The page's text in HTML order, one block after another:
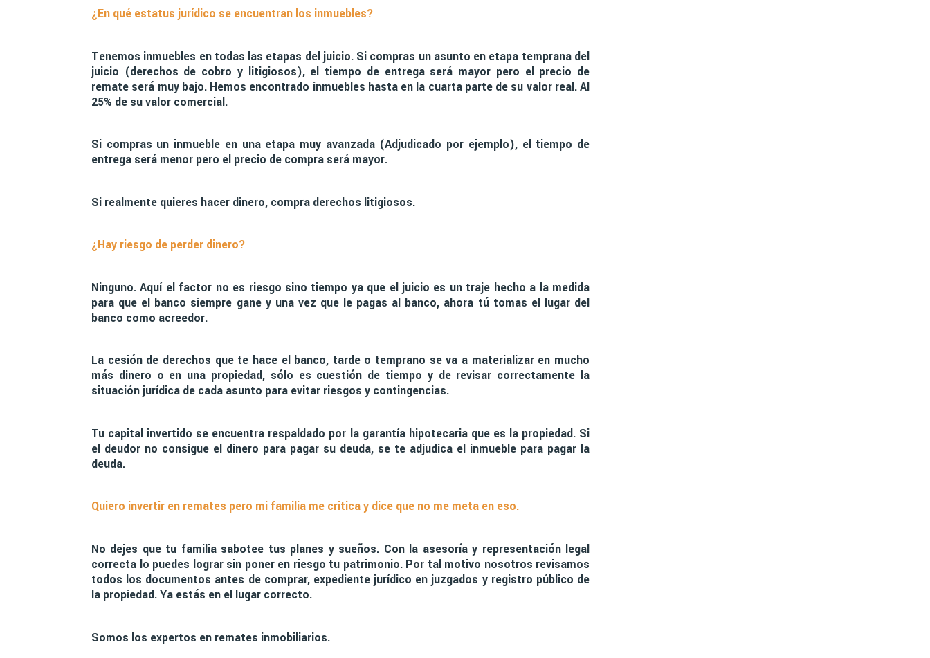
¿En qué estatus jurídico se encuentran los inmuebles?
Tenemos inmuebles en todas las etapas del juicio. Si compras un asunto en etapa temprana del
juicio (derechos de cobro y litigiosos), el tiempo de entrega será mayor pero el precio de
remate será muy bajo. Hemos encontrado inmuebles hasta en la cuarta parte de su valor real. Al
25% de su valor comercial.
Si compras un inmueble en una etapa muy avanzada (Adjudicado por ejemplo), el tiempo de
entrega será menor pero el precio de compra será mayor.
Si realmente quieres hacer dinero, compra derechos litigiosos.
¿Hay riesgo de perder dinero?
Ninguno. Aquí el factor no es riesgo sino tiempo ya que el juicio es un traje hecho a la medida
para que el banco siempre gane y una vez que le pagas al banco, ahora tú tomas el lugar del
banco como acreedor.
La cesión de derechos que te hace el banco, tarde o temprano se va a materializar en mucho
más dinero o en una propiedad, sólo es cuestión de tiempo y de revisar correctamente la
situación jurídica de cada asunto para evitar riesgos y contingencias.
Tu capital invertido se encuentra respaldado por la garantía hipotecaria que es la propiedad. Si
el deudor no consigue el dinero para pagar su deuda, se te adjudica el inmueble para pagar la
deuda.
Quiero invertir en remates pero mi familia me critica y dice que no me meta en eso.
No dejes que tu familia sabotee tus planes y sueños. Con la asesoría y representación legal
correcta lo puedes lograr sin poner en riesgo tu patrimonio. Por tal motivo nosotros revisamos
todos los documentos antes de comprar, expediente jurídico en juzgados y registro público de
la propiedad. Ya estás en el lugar correcto.
Somos los expertos en remates inmobiliarios.